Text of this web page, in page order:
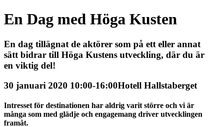
En Dag med Höga Kusten
En dag tillägnat de aktörer som på ett eller annat
sätt bidrar till Höga Kustens utveckling, där du är
en viktig del!
30 januari 2020 10:00-16:00Hotell Hallstaberget
Intresset för destinationen har aldrig varit större och vi är
många som med glädje och engagemang driver utvecklingen
framåt.